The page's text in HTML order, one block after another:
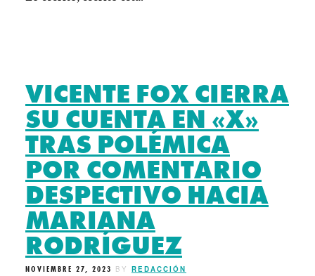
VICENTE FOX CIERRA
SU CUENTA EN «X»
TRAS POLÉMICA
POR COMENTARIO
DESPECTIVO HACIA
MARIANA
RODRÍGUEZ
NOVIEMBRE 27, 2023 BY REDACCIÓN